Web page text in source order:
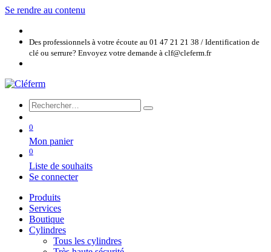
Se rendre au contenu
Des professionnels à votre écoute au 01 47 21 21 38 / Identification de
clé ou serrure? Envoyez votre demande à clf@cleferm.fr
0
Mon panier
0
Liste de souhaits
Se connecter
Produits
Services
Boutique
Cylindres
Tous les cylindres